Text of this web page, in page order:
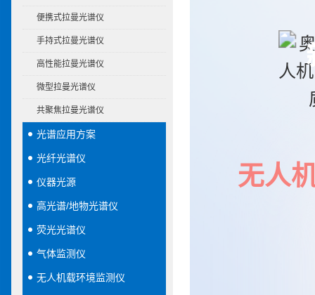
便携式拉曼光谱仪
手持式拉曼光谱仪
高性能拉曼光谱仪
微型拉曼光谱仪
共聚焦拉曼光谱仪
光谱应用方案
光纤光谱仪
仪器光源
高光谱/地物光谱仪
荧光光谱仪
气体监测仪
无人机载环境监测仪
无人